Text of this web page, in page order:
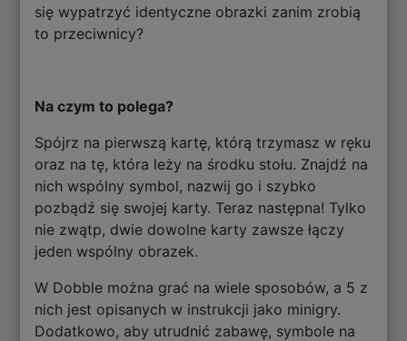
się wypatrzyć identyczne obrazki zanim zrobią
to przeciwnicy?
Na czym to polega?
Spójrz na pierwszą kartę, którą trzymasz w ręku
oraz na tę, która leży na środku stołu. Znajdź na
nich wspólny symbol, nazwij go i szybko
pozbądź się swojej karty. Teraz następna! Tylko
nie zwątp, dwie dowolne karty zawsze łączy
jeden wspólny obrazek.
W Dobble można grać na wiele sposobów, a 5 z
nich jest opisanych w instrukcji jako minigry.
Dodatkowo, aby utrudnić zabawę, symbole na